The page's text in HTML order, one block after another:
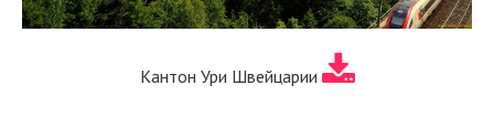
Кантон Ури Швейцарии